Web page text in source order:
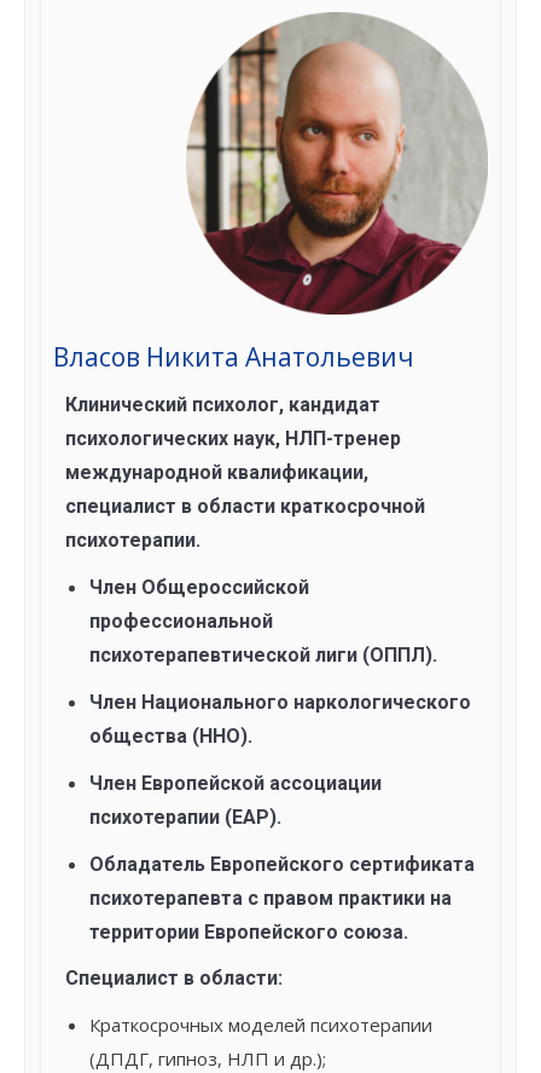
Власов Никита Анатольевич
Клинический психолог, кандидат
психологических наук, НЛП-тренер
международной квалификации,
специалист в области краткосрочной
психотерапии.
Член Общероссийской
профессиональной
психотерапевтической лиги (ОППЛ).
Член Национального наркологического
общества (ННО).
Член Европейской ассоциации
психотерапии (ЕАР).
Обладатель Европейского сертификата
психотерапевта с правом практики на
территории Европейского союза.
Специалист в области:
Краткосрочных моделей психотерапии
(ДПДГ, гипноз, НЛП и др.);